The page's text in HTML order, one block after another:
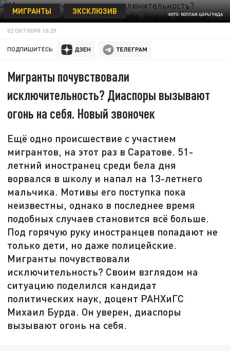
ФОТО: КОЛЛАЖ ЦАРЬГРАДА
МИГРАНТЫ ЭКСКЛЮЗИВ
02 ОКТЯБРЯ 18:29
ПОДПИШИТЕСЬ:
Мигранты почувствовали
исключительность? Диаспоры вызывают
огонь на себя. Новый звоночек
Ещё одно происшествие с участием
мигрантов, на этот раз в Саратове. 51-
летний иностранец среди бела дня
ворвался в школу и напал на 13-летнего
мальчика. Мотивы его поступка пока
неизвестны, однако в последнее время
подобных случаев становится всё больше.
Под горячую руку иностранцев попадают не
только дети, но даже полицейские.
Мигранты почувствовали
исключительность? Своим взглядом на
ситуацию поделился кандидат
политических наук, доцент РАНХиГС
Михаил Бурда. Он уверен, диаспоры
вызывают огонь на себя.